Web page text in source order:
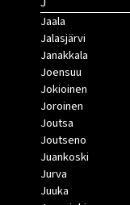
Jaala
Jalasjärvi
Janakkala
Joensuu
Jokioinen
Joroinen
Joutsa
Joutseno
Juankoski
Jurva
Juuka